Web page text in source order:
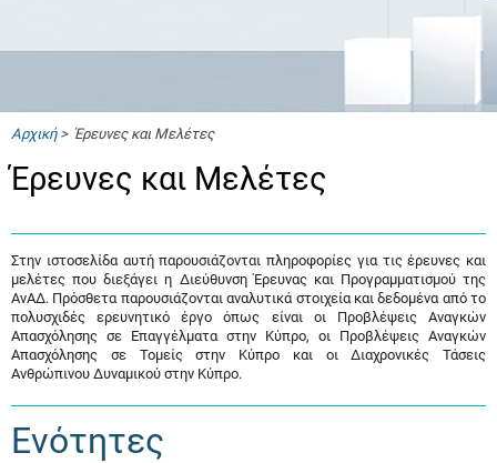
Αρχική> Έρευνες και Μελέτες
Έρευνες και Μελέτες
Στην ιστοσελίδα αυτή παρουσιάζονται πληροφορίες για τις έρευνες και
μελέτες που διεξάγει η Διεύθυνση Έρευνας και Προγραμματισμού της
ΑνΑΔ. Πρόσθετα παρουσιάζονται αναλυτικά στοιχεία και δεδομένα από το
πολυσχιδές ερευνητικό έργο όπως είναι οι Προβλέψεις Αναγκών
Απασχόλησης σε Επαγγέλματα στην Κύπρο, οι Προβλέψεις Αναγκών
Απασχόλησης σε Τομείς στην Κύπρο και οι Διαχρονικές Τάσεις
Ανθρώπινου Δυναμικού στην Κύπρο.
Ενότητες